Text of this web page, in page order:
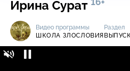
Ирина Сурат
Видео программы
ШКОЛА ЗЛОСЛОВИЯ
Раздел